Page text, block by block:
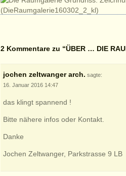
2 Kommentare zu “ÜBER … DIE
jochen zeltwanger arch. sagte:
16. Januar 2016 14:47
das klingt spannend !
Bitte nähere infos oder Kontakt.
Danke
Jochen Zeltwanger, Parkstrasse 9 LB